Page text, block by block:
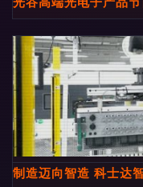
制造迈向智造 科士达